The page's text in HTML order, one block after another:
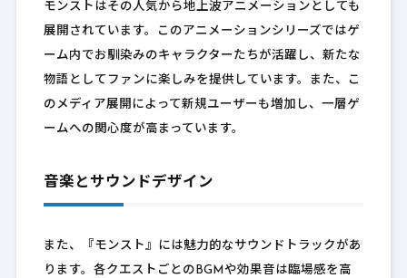
モンストはその人気から地上波アニメーションとしても
展開されています。このアニメーションシリーズではゲ
ーム内でお馴染みのキャラクターたちが活躍し、新たな
物語としてファンに楽しみを提供しています。また、こ
のメディア展開によって新規ユーザーも増加し、一層ゲ
ームへの関心度が高まっています。
音楽とサウンドデザイン
また、『モンスト』には魅力的なサウンドトラックがあ
ります。各クエストごとのBGMや効果音は臨場感を高